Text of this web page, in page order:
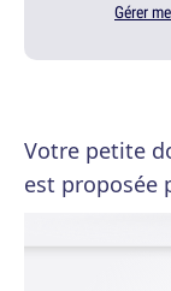
Gérer
Votre petite
est proposée